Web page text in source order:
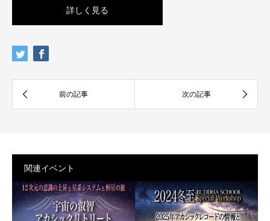
詳しく見る
関連イベント